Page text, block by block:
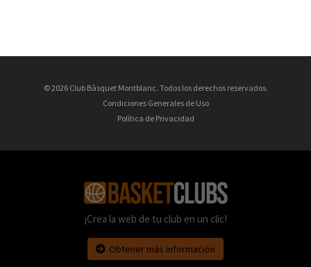
© 2026 Club Bàsquet Montblanc. Todos los derechos reservados.
Condiciones Generales de Uso
Política de Privacidad
¡Crea la web de tu club en un clic!
Obtener más información